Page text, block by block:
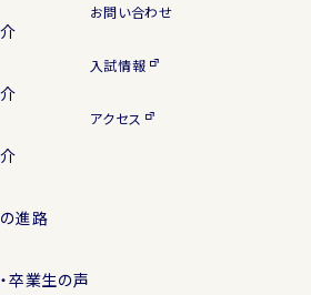
進路
卒業生の声
お問い合わせ
入試情報
アクセス